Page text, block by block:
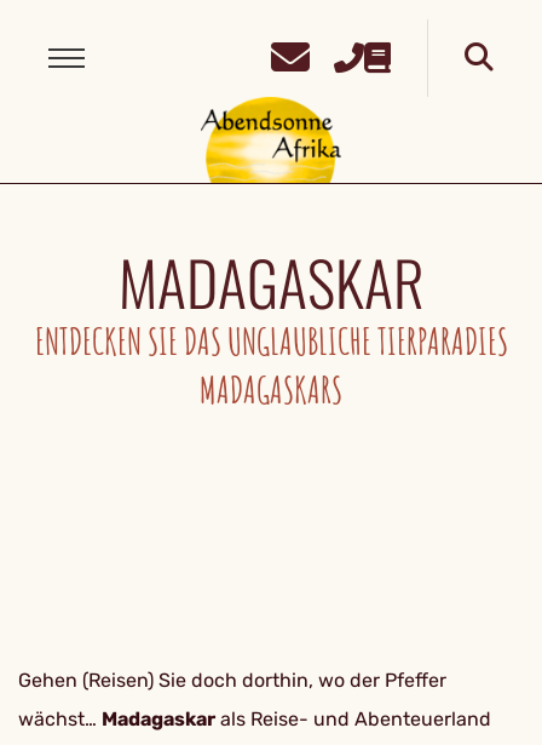
MADAGASKAR
ENTDECKEN SIE DAS UNGLAUBLICHE TIERPARADIES
MADAGASKARS
Gehen (Reisen) Sie doch dorthin, wo der Pfeffer
wächst… Madagaskar als Reise- und Abenteuerland